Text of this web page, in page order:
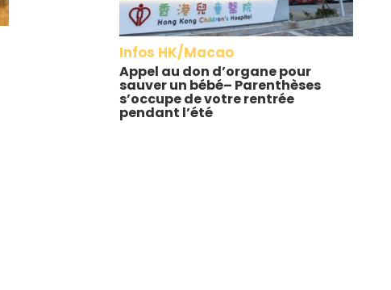
Infos HK/Macao
Appel au don d’organe pour
sauver un bébé– Parenthèses
s’occupe de votre rentrée
pendant l’été